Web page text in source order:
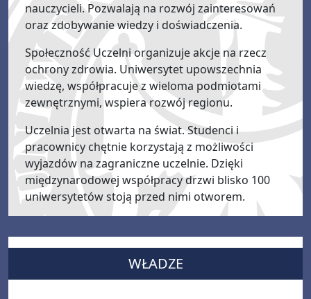
nauczycieli. Pozwalają na rozwój zainteresowań
oraz zdobywanie wiedzy i doświadczenia.
Społeczność Uczelni organizuje akcje na rzecz
ochrony zdrowia. Uniwersytet upowszechnia
wiedzę, współpracuje z wieloma podmiotami
zewnętrznymi, wspiera rozwój regionu.
Uczelnia jest otwarta na świat. Studenci i
pracownicy chętnie korzystają z możliwości
wyjazdów na zagraniczne uczelnie. Dzięki
międzynarodowej współpracy drzwi blisko 100
uniwersytetów stoją przed nimi otworem.
WŁADZE